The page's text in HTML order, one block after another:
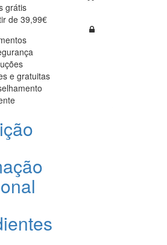
grátis
de 39,99€
e gratuitas